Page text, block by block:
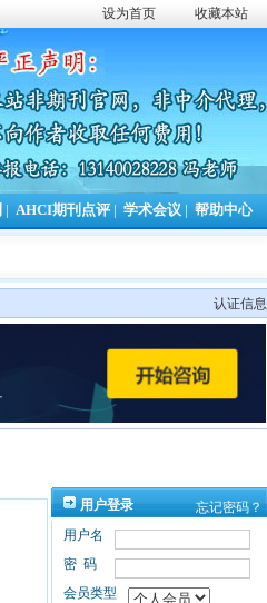
设为首页 收藏本站
AHCI期刊点评 学术会议 帮助中心
认证信息
用户登录
忘记密码？
用户名
密码
会员类型